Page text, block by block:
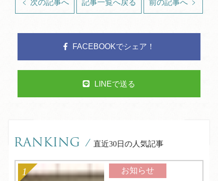
次の記事へ 記事一覧へ戻る 前の記事へ
FACEBOOKでシェア！
LINEで送る
RANKING / 直近30日の人気記事
お知らせ